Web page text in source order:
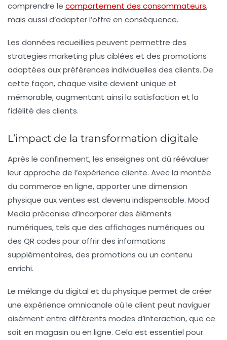
comprendre le comportement des consommateurs,
mais aussi d’adapter l’offre en conséquence.
Les données recueillies peuvent permettre des
strategies marketing plus ciblées et des promotions
adaptées aux préférences individuelles des clients. De
cette façon, chaque visite devient unique et
mémorable, augmentant ainsi la satisfaction et la
fidélité des clients.
L’impact de la transformation digitale
Après le confinement, les enseignes ont dû réévaluer
leur approche de l’expérience cliente. Avec la montée
du commerce en ligne, apporter une dimension
physique aux ventes est devenu indispensable. Mood
Media préconise d’incorporer des éléments
numériques, tels que des affichages numériques ou
des QR codes pour offrir des informations
supplémentaires, des promotions ou un contenu
enrichi.
Le mélange du digital et du physique permet de créer
une expérience omnicanale où le client peut naviguer
aisément entre différents modes d’interaction, que ce
soit en magasin ou en ligne. Cela est essentiel pour